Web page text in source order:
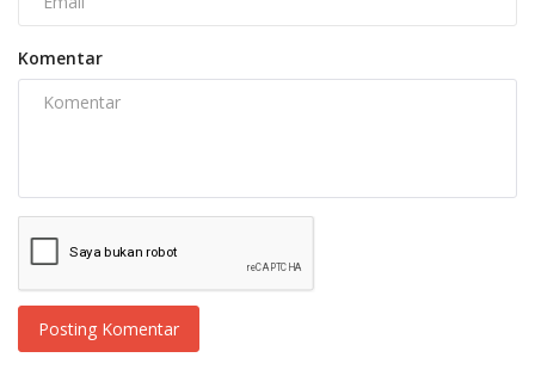
Komentar
Posting Komentar